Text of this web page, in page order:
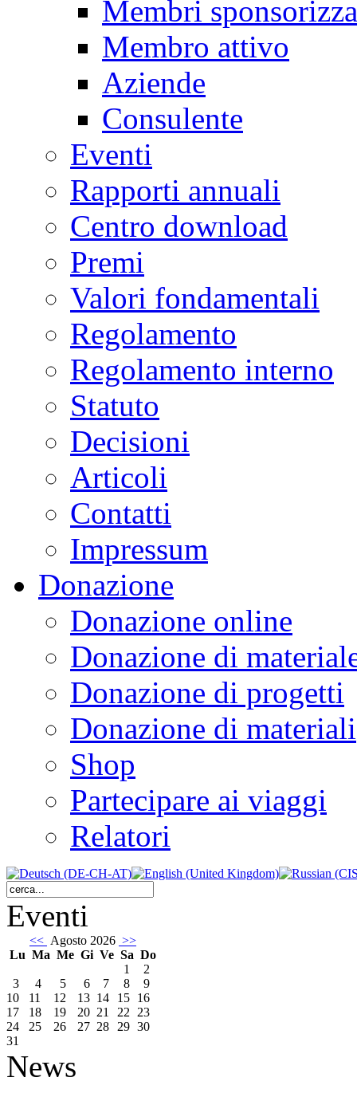
Membri
Membro attivo
Aziende
Consulente
Eventi
Rapporti annuali
Centro download
Premi
Valori fondamentali
Regolamento
Regolamento interno
Statuto
Decisioni
Articoli
Contatti
Impressum
Donazione
Donazione online
Donazione di
Donazione di progetti
Donazione di materiali
Shop
Partecipare ai viaggi
Relatori
Eventi
<< Agosto 2026 >>
Lu Ma Me Gi Ve Sa Do
1
2
3
4 5 6 7 8
9
10
11 12 13 14 15 16
17
18 19 20 21 22 23
24
25 26 27 28 29 30
31
News